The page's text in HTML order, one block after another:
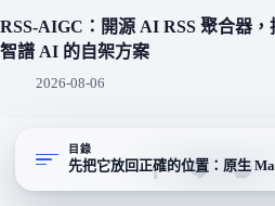
RSS-AIGC：開源 AI RSS 聚合器
智譜 AI 的自架方案
2026-08-06
目錄
先把它放回正確的位置：原生